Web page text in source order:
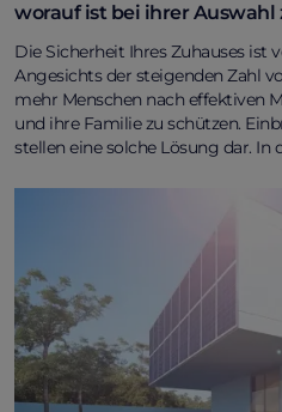
worauf ist bei ihrer Auswahl
Die Sicherheit Ihres Zuhauses ist
Angesichts der steigenden Zahl
mehr Menschen nach effektiven
und ihre Familie zu schützen.
stellen eine solche Lösung dar. In